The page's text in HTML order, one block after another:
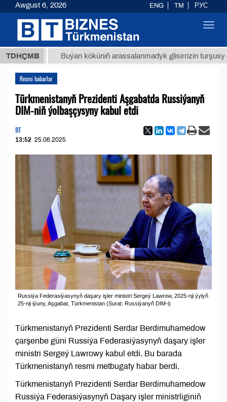
TDHÇMBBuýan köküniň arassalanmadyk glisirrizin turşusy (t.)
Resmi habarlar
Türkmenistanyň Prezidenti Aşgabatda Russiýanyň
DIM-niň ýolbaşçysyny kabul etdi
BT
13:52 25.06.2025
Russiýa Federasiýasynyň daşary işler ministri Sergeý Lawrow, 2025-nji ýylyň
25-nji iýuny, Aşgabat, Türkmenistan (Surat: Russiýanyň DIM-i)
Türkmenistanyň Prezidenti Serdar Berdimuhamedow
çarşenbe güni Russiýa Federasiýasynyň daşary işler
ministri Sergeý Lawrowy kabul etdi. Bu barada
Türkmenistanyň resmi metbugaty habar berdi.
Türkmenistanyň Prezidenti Serdar Berdimuhamedow
Russiýa Federasiýasynyň Daşary işler ministrliginiň
Awgust 6, 2026 ENG TM РУС